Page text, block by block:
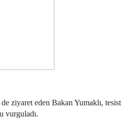
ziyaret eden Bakan Yumaklı,
vurguladı.